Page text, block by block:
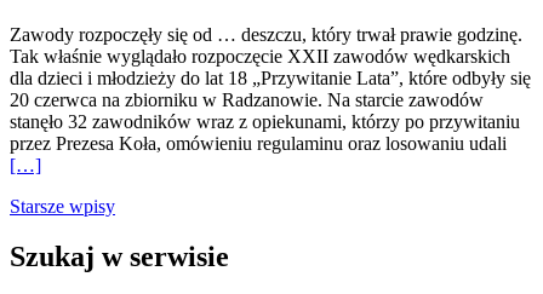
Zawody rozpoczęły się od … deszczu, który trwał prawie godzinę.
Tak właśnie wyglądało rozpoczęcie XXII zawodów wędkarskich
dla dzieci i młodzieży do lat 18 „Przywitanie Lata”, które odbyły się
20 czerwca na zbiorniku w Radzanowie. Na starcie zawodów
stanęło 32 zawodników wraz z opiekunami, którzy po przywitaniu
przez Prezesa Koła, omówieniu regulaminu oraz losowaniu udali
[…]
Nawigacja
po
wpisach
Starsze wpisy
Szukaj w serwisie